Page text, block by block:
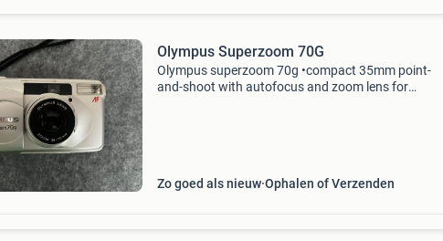
Olympus Superzoom 70G
Olympus superzoom 70g •compact 35mm point-
and-shoot with autofocus and zoom lens for
Zo goed als nieuw Ophalen of Verzenden